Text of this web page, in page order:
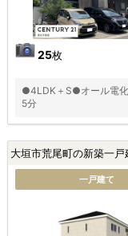
25枚
●4LDK＋S●オール電
5分
大垣市荒尾町の新築一戸
一戸建て